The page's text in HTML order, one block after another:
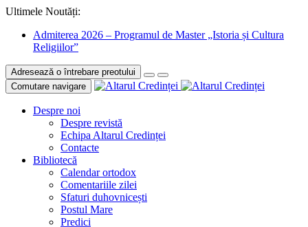
Ultimele Noutăți:
Admiterea 2026 – Programul de Master „Istoria și Cultura
Religiilor”
Adresează o întrebare preotului
Comutare navigare
Despre noi
Despre revistă
Echipa Altarul Credinței
Contacte
Bibliotecă
Calendar ortodox
Comentariile zilei
Sfaturi duhovnicești
Postul Mare
Predici